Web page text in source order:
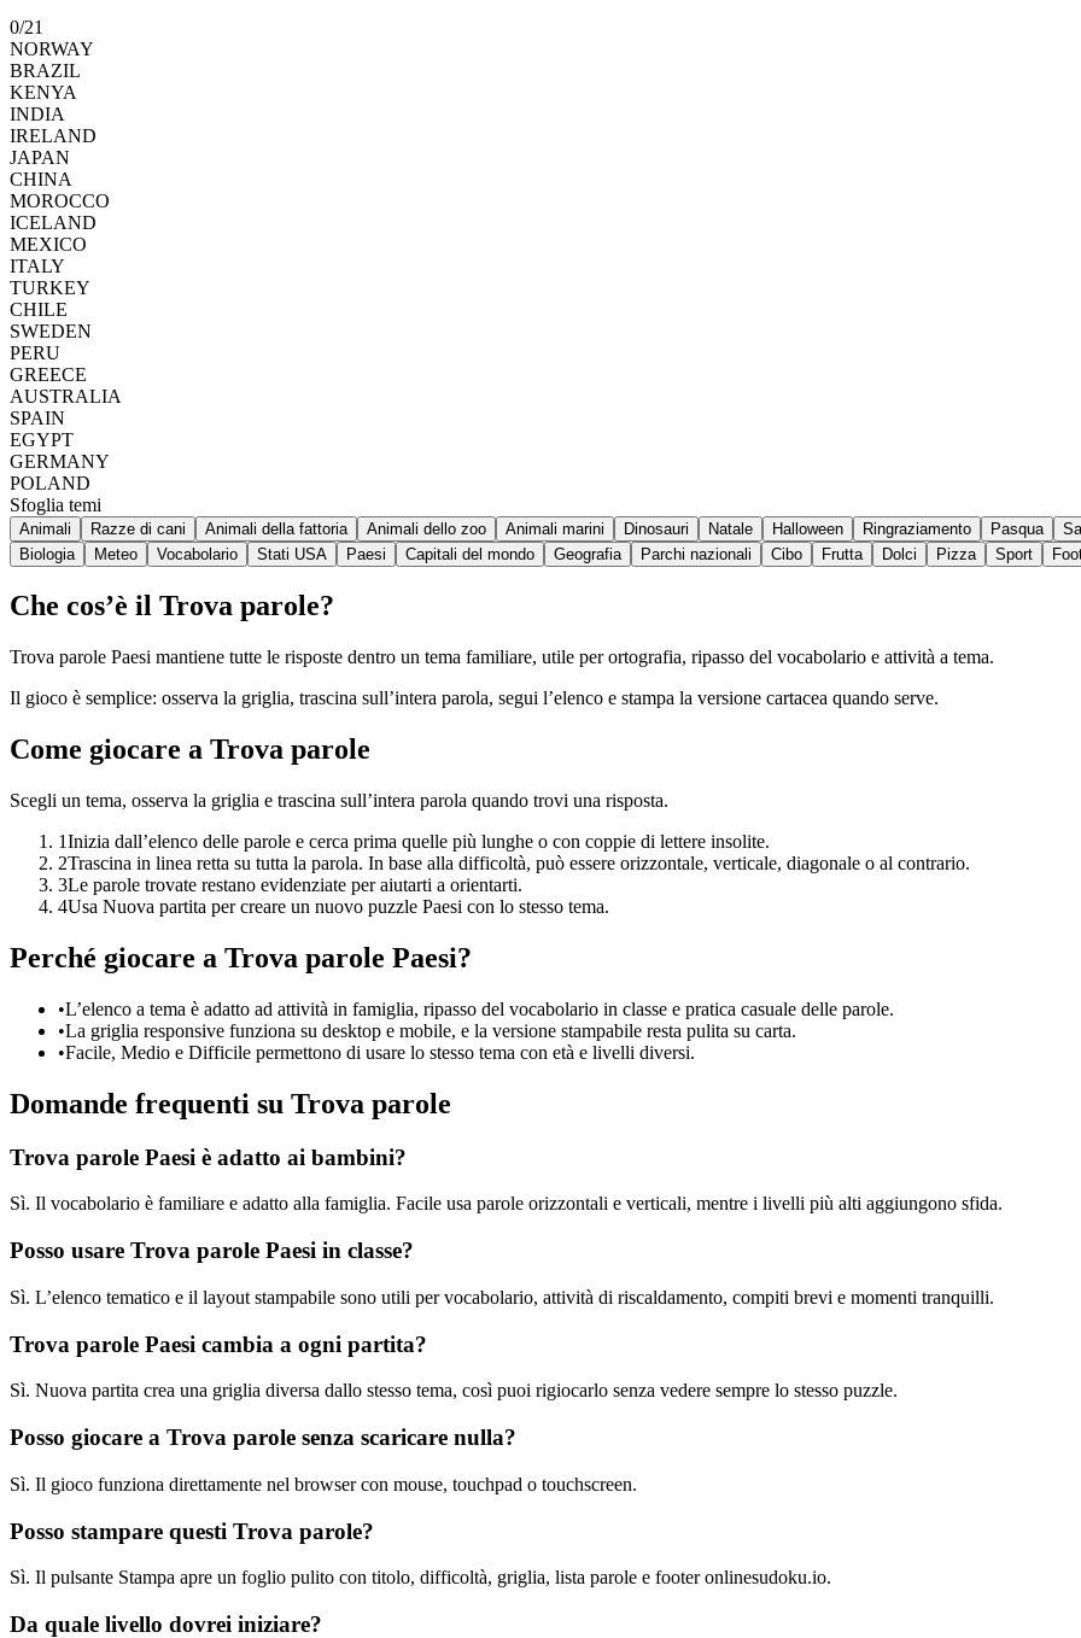
0/21
NORWAY
BRAZIL
KENYA
INDIA
IRELAND
JAPAN
CHINA
MOROCCO
ICELAND
MEXICO
ITALY
TURKEY
CHILE
SWEDEN
PERU
GREECE
AUSTRALIA
SPAIN
EGYPT
GERMANY
POLAND
Sfoglia temi
Animali Razze di cani Animali della fattoria Animali dello zoo Animali marini Dinosauri Natale Halloween Ringraziamento Pasqua
Biologia
Meteo Vocabolario Stati USA Paesi Capitali del mondo Geografia Parchi nazionali Cibo Frutta Dolci Pizza Sport
Che cos’è il Trova parole?
Trova parole Paesi mantiene tutte le risposte dentro un tema familiare, utile per ortografia, ripasso del vocabolario e attività a tema.
Il gioco è semplice: osserva la griglia, trascina sull’intera parola, segui l’elenco e stampa la versione cartacea quando serve.
Come giocare a Trova parole
Scegli un tema, osserva la griglia e trascina sull’intera parola quando trovi una risposta.
1Inizia dall’elenco delle parole e cerca prima quelle più lunghe o con coppie di lettere insolite.
2Trascina in linea retta su tutta la parola. In base alla difficoltà, può essere orizzontale, verticale, diagonale o al contrario.
3Le parole trovate restano evidenziate per aiutarti a orientarti.
4Usa Nuova partita per creare un nuovo puzzle Paesi con lo stesso tema.
Perché giocare a Trova parole Paesi?
•L’elenco a tema è adatto ad attività in famiglia, ripasso del vocabolario in classe e pratica casuale delle parole.
•La griglia responsive funziona su desktop e mobile, e la versione stampabile resta pulita su carta.
•Facile, Medio e Difficile permettono di usare lo stesso tema con età e livelli diversi.
Domande frequenti su Trova parole
Trova parole Paesi è adatto ai bambini?
Sì. Il vocabolario è familiare e adatto alla famiglia. Facile usa parole orizzontali e verticali, mentre i livelli più alti aggiungono sfida.
Posso usare Trova parole Paesi in classe?
Sì. L’elenco tematico e il layout stampabile sono utili per vocabolario, attività di riscaldamento, compiti brevi e momenti tranquilli.
Trova parole Paesi cambia a ogni partita?
Sì. Nuova partita crea una griglia diversa dallo stesso tema, così puoi rigiocarlo senza vedere sempre lo stesso puzzle.
Posso giocare a Trova parole senza scaricare nulla?
Sì. Il gioco funziona direttamente nel browser con mouse, touchpad o touchscreen.
Posso stampare questi Trova parole?
Sì. Il pulsante Stampa apre un foglio pulito con titolo, difficoltà, griglia, lista parole e footer onlinesudoku.io.
Da quale livello dovrei iniziare?